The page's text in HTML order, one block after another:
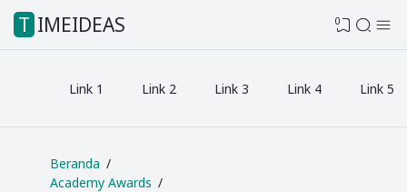
TIMEIDEAS 0
Link 1 Link 2 Link 3 Link 4 Link 5
Beranda
Academy Awards